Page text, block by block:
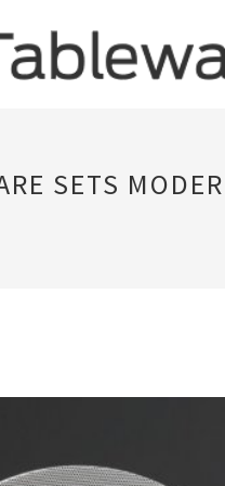
SETS